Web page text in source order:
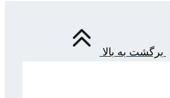
برگشت به بالا